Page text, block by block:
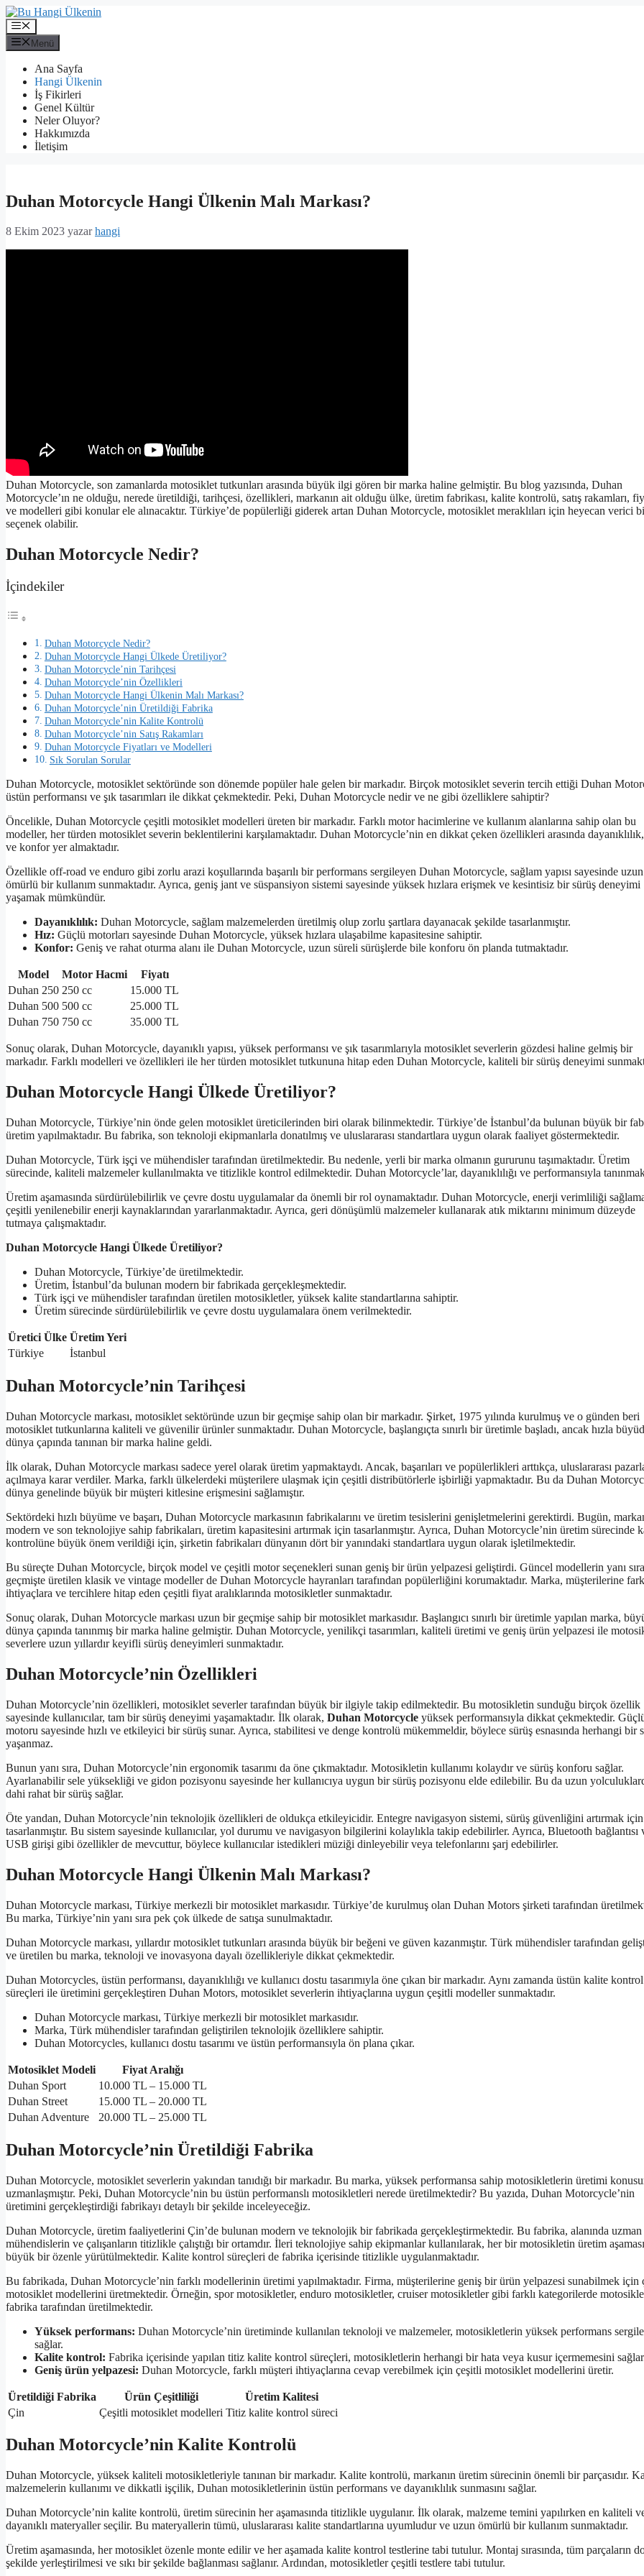
İçeriğe
atla
Menü
Menü
Ana Sayfa
Hangi Ülkenin
İş Fikirleri
Genel Kültür
Neler Oluyor?
Hakkımızda
İletişim
Duhan Motorcycle Hangi Ülkenin Malı Markası?
8 Ekim 2023 yazarhangi
Duhan Motorcycle, son zamanlarda motosiklet tutkunları arasında büyük ilgi gören bir marka haline gelmiştir. Bu blog yazısında, Duhan
Motorcycle’ın ne olduğu, nerede üretildiği, tarihçesi, özellikleri, markanın ait olduğu ülke, üretim fabrikası, kalite kontrolü, satış rakamları,
ve modelleri gibi konular ele alınacaktır. Türkiye’de popülerliği giderek artan Duhan Motorcycle, motosiklet meraklıları için heyecan verici
seçenek olabilir.
Duhan Motorcycle Nedir?
İçindekiler
Duhan Motorcycle Nedir?
Duhan Motorcycle Hangi Ülkede Üretiliyor?
Duhan Motorcycle’nin Tarihçesi
Duhan Motorcycle’nin Özellikleri
Duhan Motorcycle Hangi Ülkenin Malı Markası?
Duhan Motorcycle’nin Üretildiği Fabrika
Duhan Motorcycle’nin Kalite Kontrolü
Duhan Motorcycle’nin Satış Rakamları
Duhan Motorcycle Fiyatları ve Modelleri
Sık Sorulan Sorular
Duhan Motorcycle, motosiklet sektöründe son dönemde popüler hale gelen bir markadır. Birçok motosiklet severin tercih ettiği Duhan
üstün performansı ve şık tasarımları ile dikkat çekmektedir. Peki, Duhan Motorcycle nedir ve ne gibi özelliklere sahiptir?
Öncelikle, Duhan Motorcycle çeşitli motosiklet modelleri üreten bir markadır. Farklı motor hacimlerine ve kullanım alanlarına sahip olan bu
modeller, her türden motosiklet severin beklentilerini karşılamaktadır. Duhan Motorcycle’nin en dikkat çeken özellikleri arasında dayanıklılık,
ve konfor yer almaktadır.
Özellikle off-road ve enduro gibi zorlu arazi koşullarında başarılı bir performans sergileyen Duhan Motorcycle, sağlam yapısı sayesinde uzun
ömürlü bir kullanım sunmaktadır. Ayrıca, geniş jant ve süspansiyon sistemi sayesinde yüksek hızlara erişmek ve kesintisiz bir sürüş deneyimi
yaşamak mümkündür.
Dayanıklılık: Duhan Motorcycle, sağlam malzemelerden üretilmiş olup zorlu şartlara dayanacak şekilde tasarlanmıştır.
Hız: Güçlü motorları sayesinde Duhan Motorcycle, yüksek hızlara ulaşabilme kapasitesine sahiptir.
Konfor: Geniş ve rahat oturma alanı ile Duhan Motorcycle, uzun süreli sürüşlerde bile konforu ön planda tutmaktadır.
Model Motor Hacmi
Fiyatı
Duhan 250 250 cc
15.000 TL
Duhan 500 500 cc
25.000 TL
Duhan 750 750 cc 35.000 TL
Sonuç olarak, Duhan Motorcycle, dayanıklı yapısı, yüksek performansı ve şık tasarımlarıyla motosiklet severlerin gözdesi haline gelmiş bir
markadır. Farklı modelleri ve özellikleri ile her türden motosiklet tutkununa hitap eden Duhan Motorcycle, kaliteli bir sürüş deneyimi
Duhan Motorcycle Hangi Ülkede Üretiliyor?
Duhan Motorcycle, Türkiye’nin önde gelen motosiklet üreticilerinden biri olarak bilinmektedir. Türkiye’de İstanbul’da bulunan büyük bir
üretim yapılmaktadır. Bu fabrika, son teknoloji ekipmanlarla donatılmış ve uluslararası standartlara uygun olarak faaliyet göstermektedir.
Duhan Motorcycle, Türk işçi ve mühendisler tarafından üretilmektedir. Bu nedenle, yerli bir marka olmanın gururunu taşımaktadır. Üretim
sürecinde, kaliteli malzemeler kullanılmakta ve titizlikle kontrol edilmektedir. Duhan Motorcycle’lar, dayanıklılığı ve performansıyla
Üretim aşamasında sürdürülebilirlik ve çevre dostu uygulamalar da önemli bir rol oynamaktadır. Duhan Motorcycle, enerji verimliliği
çeşitli yenilenebilir enerji kaynaklarından yararlanmaktadır. Ayrıca, geri dönüşümlü malzemeler kullanarak atık miktarını minimum düzeyde
tutmaya çalışmaktadır.
Duhan Motorcycle Hangi Ülkede Üretiliyor?
Duhan Motorcycle, Türkiye’de üretilmektedir.
Üretim, İstanbul’da bulunan modern bir fabrikada gerçekleşmektedir.
Türk işçi ve mühendisler tarafından üretilen motosikletler, yüksek kalite standartlarına sahiptir.
Üretim sürecinde sürdürülebilirlik ve çevre dostu uygulamalara önem verilmektedir.
Üretici Ülke Üretim Yeri
Türkiye
İstanbul
Duhan Motorcycle’nin Tarihçesi
Duhan Motorcycle markası, motosiklet sektöründe uzun bir geçmişe sahip olan bir markadır. Şirket, 1975 yılında kurulmuş ve o günden beri
motosiklet tutkunlarına kaliteli ve güvenilir ürünler sunmaktadır. Duhan Motorcycle, başlangıçta sınırlı bir üretimle başladı, ancak hızla
dünya çapında tanınan bir marka haline geldi.
İlk olarak, Duhan Motorcycle markası sadece yerel olarak üretim yapmaktaydı. Ancak, başarıları ve popülerlikleri arttıkça, uluslararası
açılmaya karar verdiler. Marka, farklı ülkelerdeki müşterilere ulaşmak için çeşitli distribütörlerle işbirliği yapmaktadır. Bu da Duhan
dünya genelinde büyük bir müşteri kitlesine erişmesini sağlamıştır.
Sektördeki hızlı büyüme ve başarı, Duhan Motorcycle markasının fabrikalarını ve üretim tesislerini genişletmelerini gerektirdi. Bugün,
modern ve son teknolojiye sahip fabrikaları, üretim kapasitesini artırmak için tasarlanmıştır. Ayrıca, Duhan Motorcycle’nin üretim sürecinde
kontrolüne büyük önem verildiği için, şirketin fabrikaları dünyanın dört bir yanındaki standartlara uygun olarak işletilmektedir.
Bu süreçte Duhan Motorcycle, birçok model ve çeşitli motor seçenekleri sunan geniş bir ürün yelpazesi geliştirdi. Güncel modellerin yanı
geçmişte üretilen klasik ve vintage modeller de Duhan Motorcycle hayranları tarafından popülerliğini korumaktadır. Marka, müşterilerine
ihtiyaçlara ve tercihlere hitap eden çeşitli fiyat aralıklarında motosikletler sunmaktadır.
Sonuç olarak, Duhan Motorcycle markası uzun bir geçmişe sahip bir motosiklet markasıdır. Başlangıcı sınırlı bir üretimle yapılan marka,
dünya çapında tanınmış bir marka haline gelmiştir. Duhan Motorcycle, yenilikçi tasarımları, kaliteli üretimi ve geniş ürün yelpazesi ile
severlere uzun yıllardır keyifli sürüş deneyimleri sunmaktadır.
Duhan Motorcycle’nin Özellikleri
Duhan Motorcycle’nin özellikleri, motosiklet severler tarafından büyük bir ilgiyle takip edilmektedir. Bu motosikletin sunduğu birçok özellik
sayesinde kullanıcılar, tam bir sürüş deneyimi yaşamaktadır. İlk olarak, Duhan Motorcycle yüksek performansıyla dikkat çekmektedir.
motoru sayesinde hızlı ve etkileyici bir sürüş sunar. Ayrıca, stabilitesi ve denge kontrolü mükemmeldir, böylece sürüş esnasında herhangi bir
yaşanmaz.
Bunun yanı sıra, Duhan Motorcycle’nin ergonomik tasarımı da öne çıkmaktadır. Motosikletin kullanımı kolaydır ve sürüş konforu sağlar.
Ayarlanabilir sele yüksekliği ve gidon pozisyonu sayesinde her kullanıcıya uygun bir sürüş pozisyonu elde edilebilir. Bu da uzun
dahi rahat bir sürüş sağlar.
Öte yandan, Duhan Motorcycle’nin teknolojik özellikleri de oldukça etkileyicidir. Entegre navigasyon sistemi, sürüş güvenliğini artırmak için
tasarlanmıştır. Bu sistem sayesinde kullanıcılar, yol durumu ve navigasyon bilgilerini kolaylıkla takip edebilirler. Ayrıca, Bluetooth bağlantısı
USB girişi gibi özellikler de mevcuttur, böylece kullanıcılar istedikleri müziği dinleyebilir veya telefonlarını şarj edebilirler.
Duhan Motorcycle Hangi Ülkenin Malı Markası?
Duhan Motorcycle markası, Türkiye merkezli bir motosiklet markasıdır. Türkiye’de kurulmuş olan Duhan Motors şirketi tarafından
Bu marka, Türkiye’nin yanı sıra pek çok ülkede de satışa sunulmaktadır.
Duhan Motorcycle markası, yıllardır motosiklet tutkunları arasında büyük bir beğeni ve güven kazanmıştır. Türk mühendisler tarafından
ve üretilen bu marka, teknoloji ve inovasyona dayalı özellikleriyle dikkat çekmektedir.
Duhan Motorcycles, üstün performansı, dayanıklılığı ve kullanıcı dostu tasarımıyla öne çıkan bir markadır. Aynı zamanda üstün kalite kontrol
süreçleri ile üretimini gerçekleştiren Duhan Motors, motosiklet severlerin ihtiyaçlarına uygun çeşitli modeller sunmaktadır.
Duhan Motorcycle markası, Türkiye merkezli bir motosiklet markasıdır.
Marka, Türk mühendisler tarafından geliştirilen teknolojik özelliklere sahiptir.
Duhan Motorcycles, kullanıcı dostu tasarımı ve üstün performansıyla ön plana çıkar.
Motosiklet Modeli
Fiyat Aralığı
Duhan Sport
10.000 TL – 15.000 TL
Duhan Street
15.000 TL – 20.000 TL
Duhan Adventure
20.000 TL – 25.000 TL
Duhan Motorcycle’nin Üretildiği Fabrika
Duhan Motorcycle, motosiklet severlerin yakından tanıdığı bir markadır. Bu marka, yüksek performansa sahip motosikletlerin üretimi
uzmanlaşmıştır. Peki, Duhan Motorcycle’nin bu üstün performanslı motosikletleri nerede üretilmektedir? Bu yazıda, Duhan Motorcycle’nin
üretimini gerçekleştirdiği fabrikayı detaylı bir şekilde inceleyeceğiz.
Duhan Motorcycle, üretim faaliyetlerini Çin’de bulunan modern ve teknolojik bir fabrikada gerçekleştirmektedir. Bu fabrika, alanında uzman
mühendislerin ve çalışanların titizlikle çalıştığı bir ortamdır. İleri teknolojiye sahip ekipmanlar kullanılarak, her bir motosikletin üretim aşaması
büyük bir özenle yürütülmektedir. Kalite kontrol süreçleri de fabrika içerisinde titizlikle uygulanmaktadır.
Bu fabrikada, Duhan Motorcycle’nin farklı modellerinin üretimi yapılmaktadır. Firma, müşterilerine geniş bir ürün yelpazesi sunabilmek için
motosiklet modellerini üretmektedir. Örneğin, spor motosikletler, enduro motosikletler, cruiser motosikletler gibi farklı kategorilerde
fabrika tarafından üretilmektedir.
Yüksek performans: Duhan Motorcycle’nin üretiminde kullanılan teknoloji ve malzemeler, motosikletlerin yüksek performans
sağlar.
Kalite kontrol: Fabrika içerisinde yapılan titiz kalite kontrol süreçleri, motosikletlerin herhangi bir hata veya kusur içermemesini
Geniş ürün yelpazesi: Duhan Motorcycle, farklı müşteri ihtiyaçlarına cevap verebilmek için çeşitli motosiklet modellerini üretir.
Üretildiği Fabrika Ürün Çeşitliliği
Üretim Kalitesi
Çin
Çeşitli motosiklet modelleri Titiz kalite kontrol süreci
Duhan Motorcycle’nin Kalite Kontrolü
Duhan Motorcycle, yüksek kaliteli motosikletleriyle tanınan bir markadır. Kalite kontrolü, markanın üretim sürecinin önemli bir parçasıdır.
malzemelerin kullanımı ve dikkatli işçilik, Duhan motosikletlerinin üstün performans ve dayanıklılık sunmasını sağlar.
Duhan Motorcycle’nin kalite kontrolü, üretim sürecinin her aşamasında titizlikle uygulanır. İlk olarak, malzeme temini yapılırken en kaliteli
dayanıklı materyaller seçilir. Bu materyallerin tümü, uluslararası kalite standartlarına uyumludur ve uzun ömürlü bir kullanım sunmaktadır.
Üretim aşamasında, her motosiklet özenle monte edilir ve her aşamada kalite kontrol testlerine tabi tutulur. Montaj sırasında, tüm parçaların
şekilde yerleştirilmesi ve sıkı bir şekilde bağlanması sağlanır. Ardından, motosikletler çeşitli testlere tabi tutulur.